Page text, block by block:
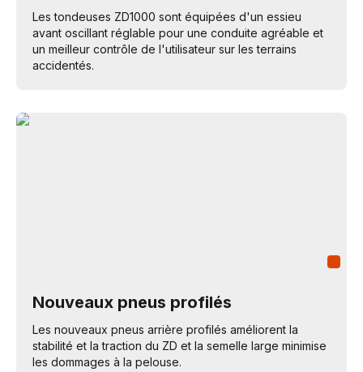
Les tondeuses ZD1000 sont équipées d'un essieu
avant oscillant réglable pour une conduite agréable et
un meilleur contrôle de l'utilisateur sur les terrains
accidentés.
Nouveaux pneus profilés
Les nouveaux pneus arrière profilés améliorent la
stabilité et la traction du ZD et la semelle large minimise
les dommages à la pelouse.